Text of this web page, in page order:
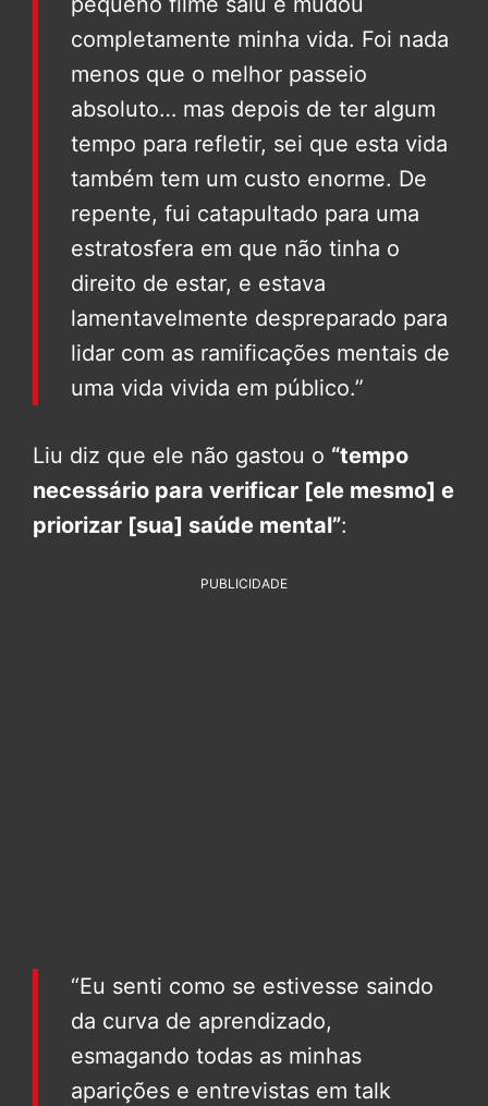
completamente minha vida. Foi nada
menos que o melhor passeio
absoluto… mas depois de ter algum
tempo para refletir, sei que esta vida
também tem um custo enorme. De
repente, fui catapultado para uma
estratosfera em que não tinha o
direito de estar, e estava
lamentavelmente despreparado para
lidar com as ramificações mentais de
uma vida vivida em público.”
Liu diz que ele não gastou o “tempo
necessário para verificar [ele mesmo] e
priorizar [sua] saúde mental”:
PUBLICIDADE
“Eu senti como se estivesse saindo
da curva de aprendizado,
esmagando todas as minhas
aparições e entrevistas em talk